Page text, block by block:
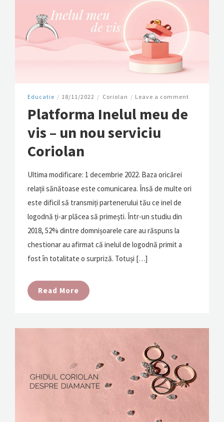
Educatie / 18/11/2022 / Coriolan / Leave a comment
Platforma Inelul meu de
vis – un nou serviciu
Coriolan
Ultima modificare: 1 decembrie 2022. Baza oricărei
relații sănătoase este comunicarea. Însă de multe ori
este dificil să transmiți partenerului tău ce inel de
logodnă ți-ar plăcea să primești. Într-un studiu din
2018, 52% dintre domnișoarele care au răspuns la
chestionar au afirmat că inelul de logodnă primit a
fost în totalitate o surpriză. Totuși […]
Read More